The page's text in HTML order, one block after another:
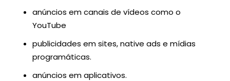
anúncios em canais de vídeos como o
YouTube
publicidades em sites,native ads e mídias
programáticas.
anúncios emaplicativos.